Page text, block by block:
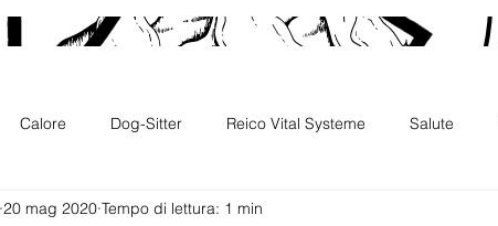
Calore Dog-Sitter Reico Vital Systeme Salute
eventi collaborazioni
20 mag 2020 Tempo di lettura: 1 min